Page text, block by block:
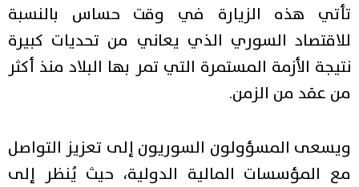
تأتي هذه الزيارة في وقت حساس بالنسبة
للاقتصاد السوري الذي يعاني من تحديات كبيرة
نتيجة الأزمة المستمرة التي تمر بها البلاد منذ أكثر
من عقد من الزمن.
ويسعى المسؤولون السوريون إلى تعزيز التواصل
مع المؤسسات المالية الدولية، حيث يُنظر إلى